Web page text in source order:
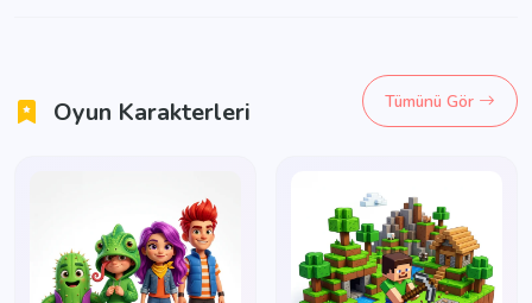
Oyun Karakterleri Tümünü Gör